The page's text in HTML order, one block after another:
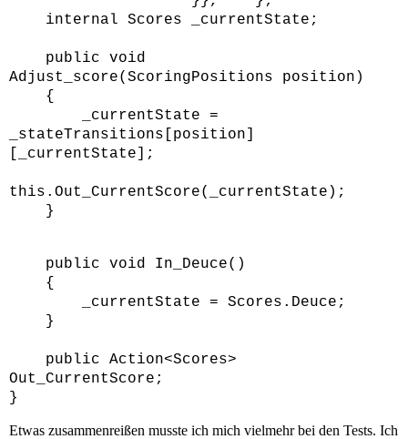
internal Scores _currentState;
public void
Adjust_score(ScoringPositions position)
{
_currentState =
_stateTransitions[position]
[_currentState];
this.Out_CurrentScore(_currentState);
}
public void In_Deuce()
{
_currentState = Scores.Deuce;
}
public Action<Scores>
Out_CurrentScore;
}
Etwas zusammenreißen musste ich mich vielmehr bei den Tests. Ich